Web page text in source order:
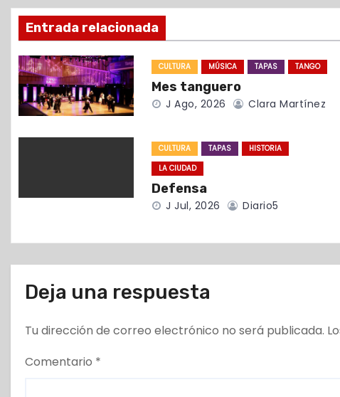
i
ó
n
d
e
n
a
s
Entrada relacionada
CULTURA MÚSICA TAPAS TANGO
Mes tanguero
J Ago, 2026 Clara Martínez
CULTURA TAPAS
HISTORIA
LA CIUDAD
Defensa
J Jul, 2026 Diario5
Deja una respuesta
Tu dirección de correo electrónico no será publicada.
Comentario *